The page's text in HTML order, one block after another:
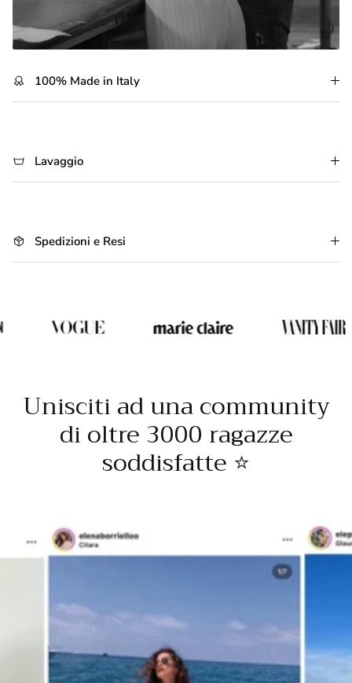
100% Made in Italy
Lavaggio
Spedizioni e Resi
Unisciti ad una community
di oltre 3000 ragazze
soddisfatte ⭐
-5% SUL TUO PRIMO ORDINE